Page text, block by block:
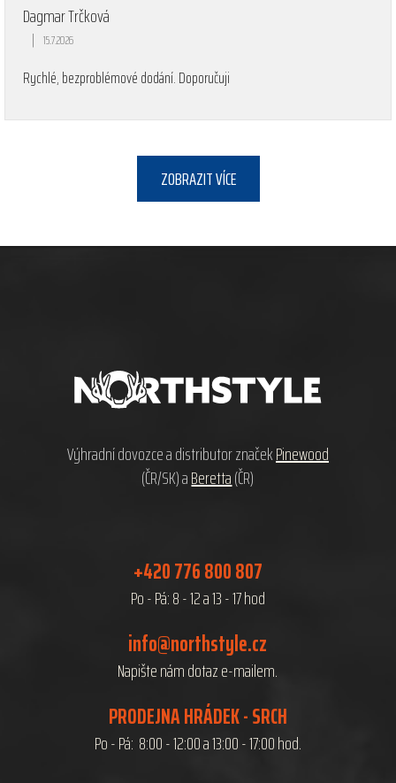
Dagmar Trčková
Hodnocení obchodu je 5 z 5 hvězdiček.
| 15.7.2026
Rychlé, bezproblémové dodání. Doporučuji
ZOBRAZIT VÍCE
Výhradní dovozce a distributor značekPinewood
(ČR/SK) aBeretta(ČR)
+420 776 800 807
Po - Pá: 8 - 12 a 13 - 17 hod
info@northstyle.cz
Napište nám dotaz e-mailem.
PRODEJNA HRÁDEK - SRCH
Po - Pá: 8:00 - 12:00 a 13:00 - 17:00 hod.